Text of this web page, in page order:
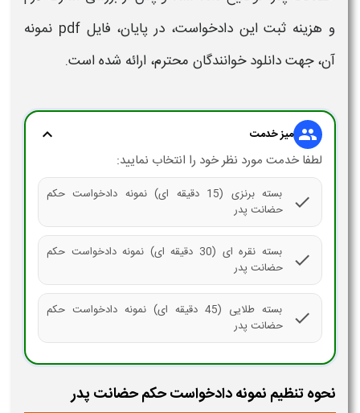
و هزینه ثبت ایندادخواست، در پایان، فایل pdf نمونه
آن، جهتدانلودخوانندگان محترم، ارائه شده است.
group میز خدمت expand_more
لطفا خدمت مورد نظر خود را انتخاب نمایید:
check
بسته برنزی (15 دقیقه ای) نمونه دادخواست حکم
حضانت پدر
check
بسته نقره ای (30 دقیقه ای) نمونه دادخواست حکم
حضانت پدر
check
بسته طلایی (45 دقیقه ای) نمونه دادخواست حکم
حضانت پدر
نحوه تنظیم نمونه دادخواست حکم حضانت پدر